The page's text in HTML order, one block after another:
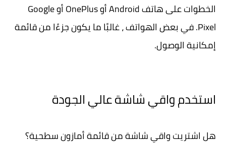
الخطوات على هاتف Android أو OnePlus أو Google
Pixel. في بعض الهواتف ، غالبًا ما يكون جزءًا من قائمة
إمكانية الوصول.
استخدم واقي شاشة عالي الجودة
هل اشتريت واقي شاشة من قائمة أمازون سطحية؟